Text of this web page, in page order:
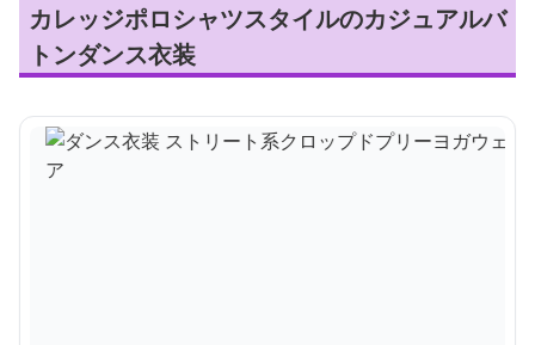
カレッジポロシャツスタイルのカジュアルバ
トンダンス衣装